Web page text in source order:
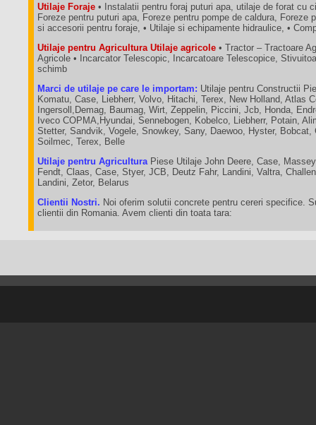
Utilaje Foraje • Instalatii pentru foraj puturi apa, utilaje de forat cu
Foreze pentru puturi apa, Foreze pentru pompe de caldura, Foreze
si accesorii pentru foraje, • Utilaje si echipamente hidraulice, •
Utilaje pentru Agricultura Utilaje agricole • Tractor – Tractoare
Agricole • Incarcator Telescopic, Incarcatoare Telescopice,
schimb
Marci de utilaje pe care le importam: Utilaje pentru Constructii
Komatu, Case, Liebherr, Volvo, Hitachi, Terex, New Holland, Atlas
Ingersoll,Demag, Baumag, Wirt, Zeppelin, Piccini, Jcb, Honda,
Iveco COPMA,Hyundai, Sennebogen, Kobelco, Liebherr, Potain,
Stetter, Sandvik, Vogele, Snowkey, Sany, Daewoo, Hyster, Bobcat,
Soilmec, Terex, Belle
Utilaje pentru Agricultura Piese Utilaje John Deere, Case,
Fendt, Claas, Case, Styer, JCB, Deutz Fahr, Landini, Valtra,
Landini, Zetor, Belarus
Clientii Nostri. Noi oferim solutii concrete pentru cereri specifice.
clientii din Romania. Avem clienti din toata tara: